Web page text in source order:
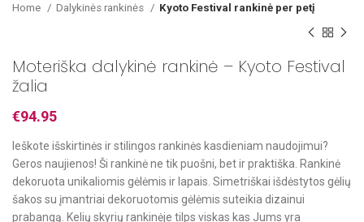
Home Dalykinės rankinės Kyoto Festival rankinė per petį
Moteriška dalykinė rankinė – Kyoto Festival
žalia
€94.95
Ieškote išskirtinės ir stilingos rankinės kasdieniam naudojimui?
Geros naujienos! Ši rankinė ne tik puošni, bet ir praktiška. Rankinė
dekoruota unikaliomis gėlėmis ir lapais. Simetriškai išdėstytos gėlių
šakos su įmantriai dekoruotomis gėlėmis suteikia dizainui
prabangą. Kelių skyrių rankinėje tilps viskas kas Jums yra